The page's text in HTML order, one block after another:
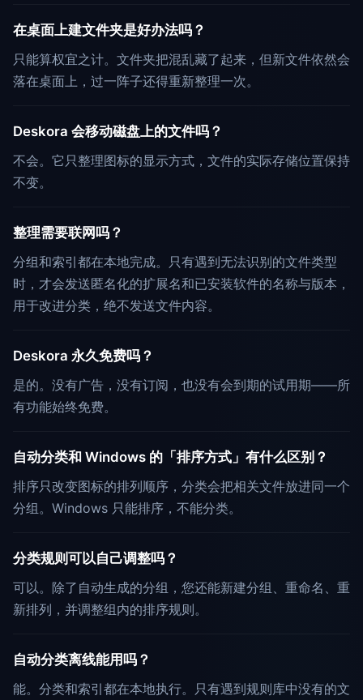
在桌面上建文件夹是好办法吗？
只能算权宜之计。文件夹把混乱藏了起来，但新文件依然会
落在桌面上，过一阵子还得重新整理一次。
Deskora 会移动磁盘上的文件吗？
不会。它只整理图标的显示方式，文件的实际存储位置保持
不变。
整理需要联网吗？
分组和索引都在本地完成。只有遇到无法识别的文件类型
时，才会发送匿名化的扩展名和已安装软件的名称与版本，
用于改进分类，绝不发送文件内容。
Deskora 永久免费吗？
是的。没有广告，没有订阅，也没有会到期的试用期——所
有功能始终免费。
自动分类和 Windows 的「排序方式」有什么区别？
排序只改变图标的排列顺序，分类会把相关文件放进同一个
分组。Windows 只能排序，不能分类。
分类规则可以自己调整吗？
可以。除了自动生成的分组，您还能新建分组、重命名、重
新排列，并调整组内的排序规则。
自动分类离线能用吗？
能。分类和索引都在本地执行。只有遇到规则库中没有的文